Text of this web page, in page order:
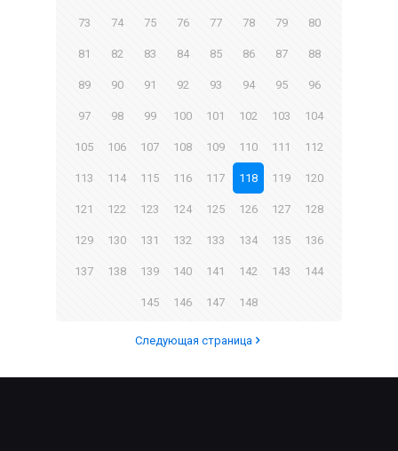
73 74 75 76 77 78 79 80
81 82 83 84 85 86 87 88
89 90 91 92 93 94 95 96
97 98 99 100 101 102 103 104
105 106 107 108 109 110 111 112
113 114 115 116 117 118 119 120
121 122 123 124 125 126 127 128
129 130 131 132 133 134 135 136
137 138 139 140 141 142 143 144
145 146 147 148
Следующая страница